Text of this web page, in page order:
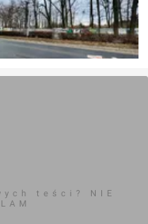
teści? NIE